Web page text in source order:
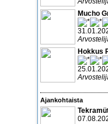
Mucho
Hokkus
Ajankohtaista